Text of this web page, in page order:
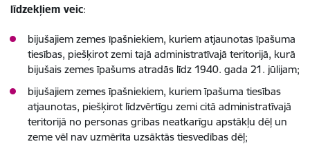
līdzekļiem veic:
bijušajiem zemes īpašniekiem, kuriem atjaunotas īpašuma
tiesības, piešķirot zemi tajā administratīvajā teritorijā, kurā
bijušais zemes īpašums atradās līdz 1940. gada 21. jūlijam;
bijušajiem zemes īpašniekiem, kuriem īpašuma tiesības
atjaunotas, piešķirot līdzvērtīgu zemi citā administratīvajā
teritorijā no personas gribas neatkarīgu apstākļu dēļ un
zeme vēl nav uzmērīta uzsāktās tiesvedības dēļ;